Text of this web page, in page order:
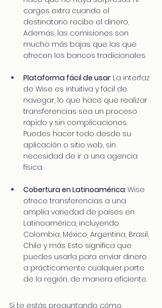
cargos extra cuando el
destinatario recibe el dinero.
Además, las comisiones son
mucho más bajas que las que
ofrecen los bancos tradicionales.
Plataforma fácil de usar: La interfaz
de Wise es intuitiva y fácil de
navegar, lo que hace que realizar
transferencias sea un proceso
rápido y sin complicaciones.
Puedes hacer todo desde su
aplicación o sitio web, sin
necesidad de ir a una agencia
física.
Cobertura en Latinoamérica: Wise
ofrece transferencias a una
amplia variedad de países en
Latinoamérica, incluyendo
Colombia, México, Argentina, Brasil,
Chile y más. Esto significa que
puedes usarla para enviar dinero
a prácticamente cualquier parte
de la región, de manera eficiente.
Si te estás preguntando cómo